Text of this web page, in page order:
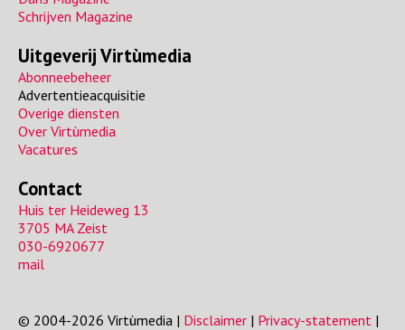
Schrijven Magazine
Uitgeverij Virtùmedia
Abonneebeheer
Advertentieacquisitie
Overige diensten
Over Virtùmedia
Vacatures
Contact
Huis ter Heideweg 13
3705 MA Zeist
030-6920677
mail
© 2004-2026 Virtùmedia | Disclaimer | Privacy-statement |